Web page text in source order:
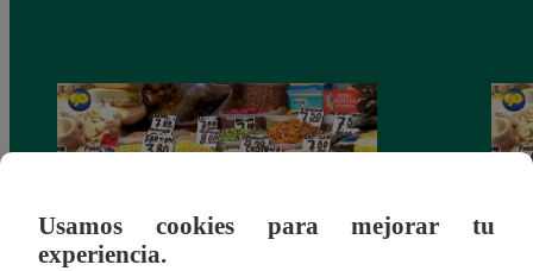
Usamos cookies para mejorar tu
experiencia.